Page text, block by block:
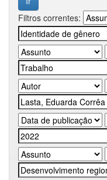
Filtros correntes: